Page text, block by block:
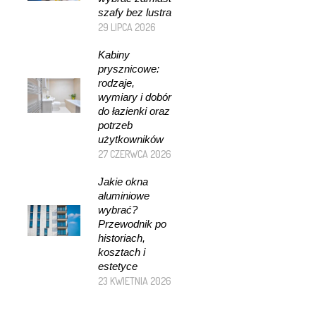
szafy bez lustra
29 LIPCA 2026
Kabiny
prysznicowe:
rodzaje,
wymiary i dobór
do łazienki oraz
potrzeb
użytkowników
27 CZERWCA 2026
Jakie okna
aluminiowe
wybrać?
Przewodnik po
historiach,
kosztach i
estetyce
23 KWIETNIA 2026